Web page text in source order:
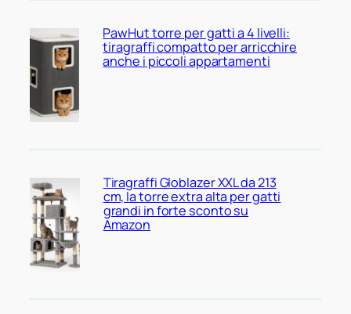
PawHut torre per gatti a 4 livelli:
tiragraffi compatto per arricchire
anche i piccoli appartamenti
Tiragraffi Globlazer XXL da 213
cm, la torre extra alta per gatti
grandi in forte sconto su
Amazon